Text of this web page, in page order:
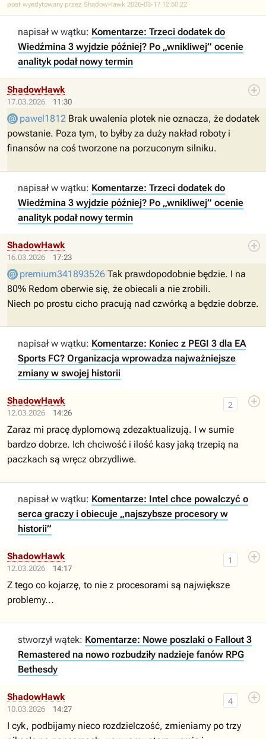
post wyedytowany przez ShadowHawk 2026-03-17 12:50:22
napisał w wątku: Komentarze: Trzeci dodatek do
Wiedźmina 3 wyjdzie później? Po „wnikliwej” ocenie
analityk podał nowy termin
17.03.2026 11:30
ShadowHawk
pawel1812 Brak uwalenia plotek nie oznacza, że dodatek
powstanie. Poza tym, to byłby za duży nakład roboty i
finansów na coś tworzone na porzuconym silniku.
napisał w wątku: Komentarze: Trzeci dodatek do
Wiedźmina 3 wyjdzie później? Po „wnikliwej” ocenie
analityk podał nowy termin
16.03.2026 17:23
ShadowHawk
premium341893526 Tak prawdopodobnie będzie. I na
80% Redom oberwie się, że obiecali a nie zrobili.
Niech po prostu cicho pracują nad czwórką a będzie dobrze.
napisał w wątku: Komentarze: Koniec z PEGI 3 dla EA
Sports FC? Organizacja wprowadza najważniejsze
zmiany w swojej historii
12.03.2026 14:26
2
ShadowHawk
Zaraz mi pracę dyplomową zdezaktualizują. I w sumie
bardzo dobrze. Ich chciwość i ilość kasy jaką trzepią na
paczkach są wręcz obrzydliwe.
napisał w wątku: Komentarze: Intel chce powalczyć o
serca graczy i obiecuje „najszybsze procesory w
historii”
12.03.2026 14:17
1
ShadowHawk
Z tego co kojarzę, to nie z procesorami są największe
problemy...
stworzył wątek: Komentarze: Nowe poszlaki o Fallout 3
Remastered na nowo rozbudziły nadzieje fanów RPG
Bethesdy
10.03.2026 14:27
4
ShadowHawk
I cyk, podbijamy nieco rozdzielczość, zmieniamy po trzy